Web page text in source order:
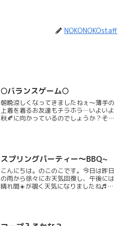
NOKONOKOstaff
🌕️バランスゲーム🌕️
朝晩涼しくなってきましたねぇ〜薄手の
上着を着るお友達もチラホラ…いよいよ
秋🍂に向かっているのでしょうか？そこ
スプリングパーティー～BBQ~
こんにちは。のこのこです。今日は昨日
の雨から徐々にお天気回復し、午後には
晴れ間☀️が覗く天気になりましたね♬そ